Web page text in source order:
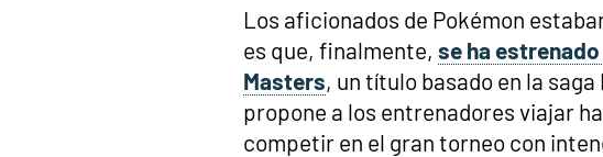
Los aficionados de Pokémon
es que, finalmente, se ha
Masters, un título basado en la
propone a los entrenadores viajar
competir en el gran torneo con